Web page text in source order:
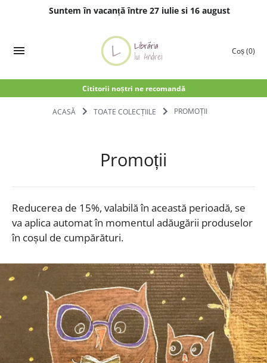
Suntem în vacanță între 27 iulie si 16 august
conținut
Coș(0)
Cititorii noștri ne recomandă
ACASĂ TOATE COLECȚIILE PROMOȚII
Promoții
Reducerea de 15%, valabilă în această perioadă, se
va aplica automat în momentul adăugării produselor
în coșul de cumpărături.